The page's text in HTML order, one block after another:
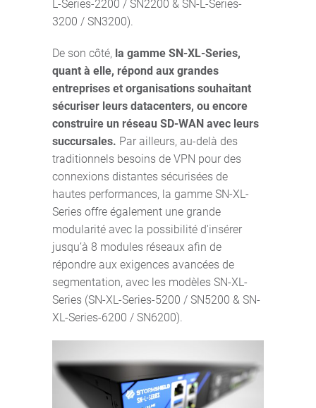
L-Series-2200 / SN2200 & SN-L-Series-
3200 / SN3200).
De son côté, la gamme SN-XL-Series,
quant à elle, répond aux grandes
entreprises et organisations souhaitant
sécuriser leurs datacenters, ou encore
construire un réseau SD-WAN avec leurs
succursales. Par ailleurs, au-delà des
traditionnels besoins de VPN pour des
connexions distantes sécurisées de
hautes performances, la gamme SN-XL-
Series offre également une grande
modularité avec la possibilité d'insérer
jusqu’à 8 modules réseaux afin de
répondre aux exigences avancées de
segmentation, avec les modèles SN-XL-
Series (SN-XL-Series-5200 / SN5200 & SN-
XL-Series-6200 / SN6200).